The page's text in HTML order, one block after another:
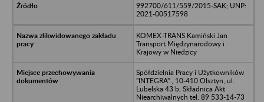
992700/611/559/2015-SAK; UNP:
2021-00517598
KOMEX-TRANS Kamiński Jan
Transport Międzynarodowy i
Krajowy w Niedzicy
Spółdzielnia Pracy i Użytkowników
"INTEGRA" , 10-410 Olsztyn, ul.
Lubelska 43 b, Składnica Akt
Niearchiwalnych tel. 89 533-14-73